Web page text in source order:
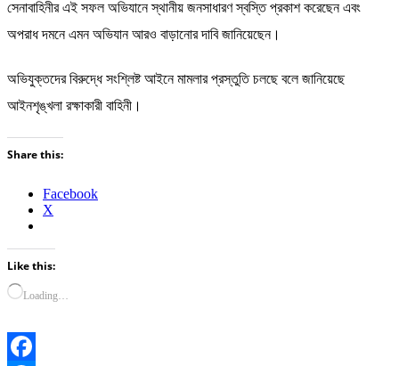
সেনাবাহিনীর এই সফল অভিযানে স্থানীয় জনসাধারণ স্বস্তি প্রকাশ করেছেন এবং
অপরাধ দমনে এমন অভিযান আরও বাড়ানোর দাবি জানিয়েছেন।
অভিযুক্তদের বিরুদ্ধে সংশ্লিষ্ট আইনে মামলার প্রস্তুতি চলছে বলে জানিয়েছে
আইনশৃঙ্খলা রক্ষাকারী বাহিনী।
Share this:
Facebook
X
Like this:
Loading…